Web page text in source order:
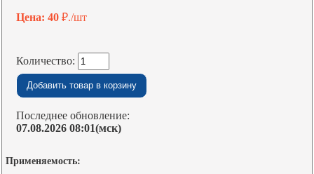
Цена: 40₽./шт
Количество:
Последнее обновление:
07.08.2026 08:01(мск)
Применяемость: